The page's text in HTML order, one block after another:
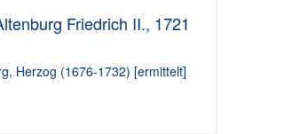
Friedrich II., 1721
Herzog (1676-1732) [ermittelt]